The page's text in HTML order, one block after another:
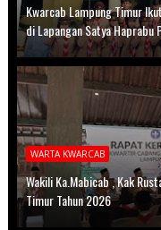
Kwarcab Lampung Timur
di Lapangan Satya Haprabu
WARTA KWARCAB
Wakili Ka.Mabicab , Kak
Timur Tahun 2026